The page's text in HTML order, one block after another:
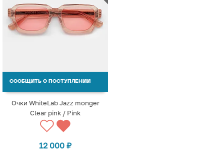
СООБЩИТЬ О ПОСТУПЛЕНИИ
Очки WhiteLab Jazz monger
Clear pink / Pink
12 000 ₽